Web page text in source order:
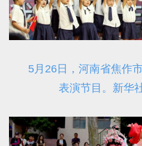
5月26日，河南省焦作
表演节目。新华